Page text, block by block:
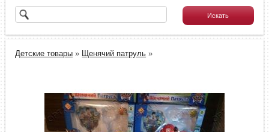
Детские товары » Щенячий патруль »